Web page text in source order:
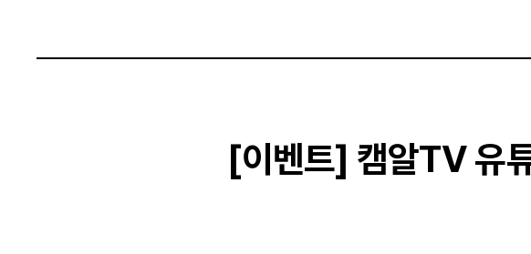
[이벤트] 캠알TV 유